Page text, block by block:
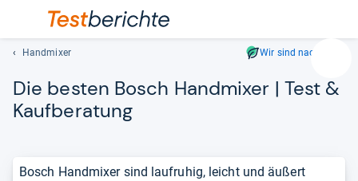
Geben
Handmixer Wir sind nachhaltig
Die bes­ten Bosch Hand­mi­xer | Test &
Kauf­be­ra­tung
Bosch Handmixer sind laufruhig, leicht und äußert